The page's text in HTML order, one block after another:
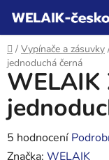
obsah
Domů
/ Vypínače a zásuvky
jednoduchá černá
WELAIK
Průměrné
hodnocení
5 hodnocení
Značka: WELAIK